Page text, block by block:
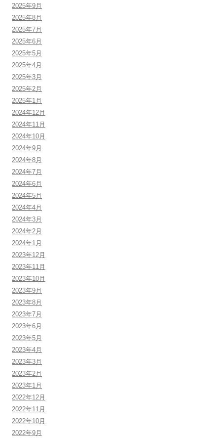
2025年9月
2025年8月
2025年7月
2025年6月
2025年5月
2025年4月
2025年3月
2025年2月
2025年1月
2024年12月
2024年11月
2024年10月
2024年9月
2024年8月
2024年7月
2024年6月
2024年5月
2024年4月
2024年3月
2024年2月
2024年1月
2023年12月
2023年11月
2023年10月
2023年9月
2023年8月
2023年7月
2023年6月
2023年5月
2023年4月
2023年3月
2023年2月
2023年1月
2022年12月
2022年11月
2022年10月
2022年9月